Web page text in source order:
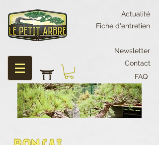
Actualité
Fiche d'entretien
Newsletter
Contact
FAQ